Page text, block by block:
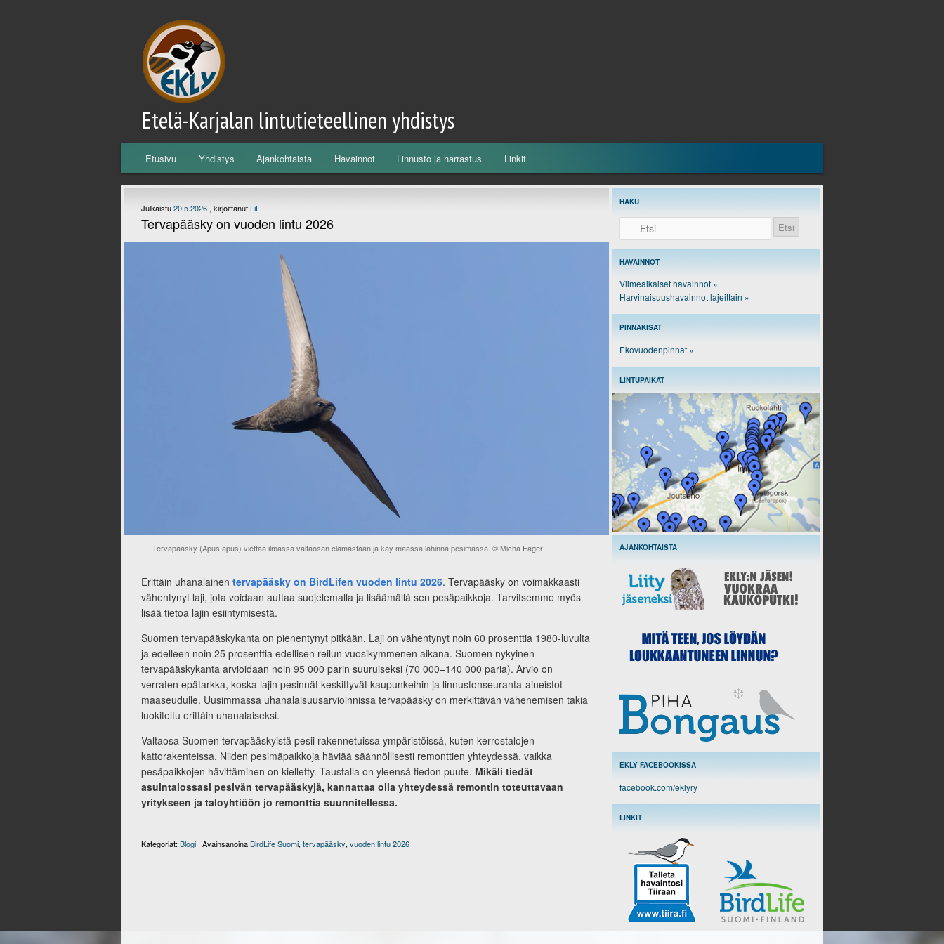
Etelä-Karjalan lintutieteellinen yhdistys
Siirry sisältöön
Siirry toissijaiseen sisältöön
Etusivu Yhdistys Ajankohtaista Havainnot Linnusto ja harrastus Linkit
Julkaistu20.5.2026 , kirjoittanutLiL
Tervapääsky on vuoden lintu 2026
Tervapääsky (Apus apus) viettää ilmassa valtaosan elämästään ja käy maassa lähinnä pesimässä. © Micha Fager
Erittäin uhanalainentervapääsky on BirdLifen vuoden lintu 2026. Tervapääsky on voimakkaasti
vähentynyt laji, jota voidaan auttaa suojelemalla ja lisäämällä sen pesäpaikkoja. Tarvitsemme myös
lisää tietoa lajin esiintymisestä.
Suomen tervapääskykanta on pienentynyt pitkään. Laji on vähentynyt noin 60 prosenttia 1980-luvulta
ja edelleen noin 25 prosenttia edellisen reilun vuosikymmenen aikana. Suomen nykyinen
tervapääskykanta arvioidaan noin 95 000 parin suuruiseksi (70 000–140 000 paria). Arvio on
verraten epätarkka, koska lajin pesinnät keskittyvät kaupunkeihin ja linnustonseuranta-aineistot
maaseudulle. Uusimmassa uhanalaisuusarvioinnissa tervapääsky on merkittävän vähenemisen takia
luokiteltu erittäin uhanalaiseksi.
Valtaosa Suomen tervapääskyistä pesii rakennetuissa ympäristöissä, kuten kerrostalojen
kattorakenteissa. Niiden pesimäpaikkoja häviää säännöllisesti remonttien yhteydessä, vaikka
pesäpaikkojen hävittäminen on kielletty. Taustalla on yleensä tiedon puute. Mikäli tiedät
asuintalossasi pesivän tervapääskyjä, kannattaa olla yhteydessä remontin toteuttavaan
yritykseen ja taloyhtiöön jo remonttia suunnitellessa.
Kategoriat: Blogi |AvainsanoinaBirdLife Suomi,tervapääsky,vuoden lintu 2026
HAKU
HAVAINNOT
Viimeaikaiset havainnot »
Harvinaisuushavainnot lajeittain »
PINNAKISAT
Ekovuodenpinnat »
LINTUPAIKAT
AJANKOHTAISTA
EKLY FACEBOOKISSA
facebook.com/eklyry
LINKIT